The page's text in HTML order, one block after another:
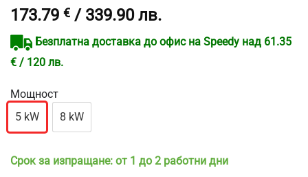
173.79 € / 339.90 лв.
Безплатна доставка до офис на Speedy над 61.35
€ / 120 лв.
Мощност
5 kW
8 kW
Срок за изпращане: от 1 до 2 работни дни